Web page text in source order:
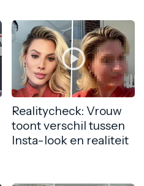
Realitycheck: Vrouw
toont verschil tussen
Insta-look en realiteit